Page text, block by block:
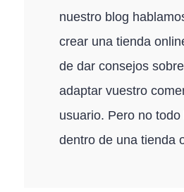
nuestro blog
crear una tienda
de dar consejos
adaptar vuestro
usuario. Pero no
dentro de una tienda